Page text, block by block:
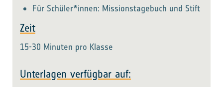
Für Schüler*innen: Missionstagebuch und Stift
Zeit
15-30 Minuten pro Klasse
Unterlagen verfügbar auf: